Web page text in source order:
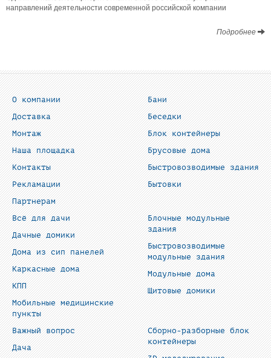
направлений деятельности современной российской компании
Подробнее
О компании
Доставка
Монтаж
Наша площадка
Контакты
Рекламации
Партнерам
Бани
Беседки
Блок контейнеры
Брусовые дома
Быстровозводимые здания
Бытовки
Всё для дачи
Дачные домики
Дома из сип панелей
Каркасные дома
КПП
Мобильные медицинские
пункты
Блочные модульные
здания
Быстровозводимые
модульные здания
Модульные дома
Щитовые домики
Важный вопрос
Дача
Сборно-разборные блок
контейнеры